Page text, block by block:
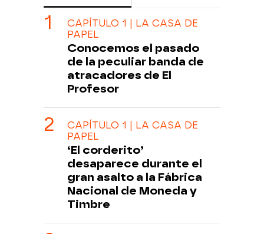
CAPÍTULO 1 | LA CASA DE
PAPEL
Conocemos el pasado
de la peculiar banda de
atracadores de El
Profesor
CAPÍTULO 1 | LA CASA DE
PAPEL
‘El corderito’
desaparece durante el
gran asalto a la Fábrica
Nacional de Moneda y
Timbre